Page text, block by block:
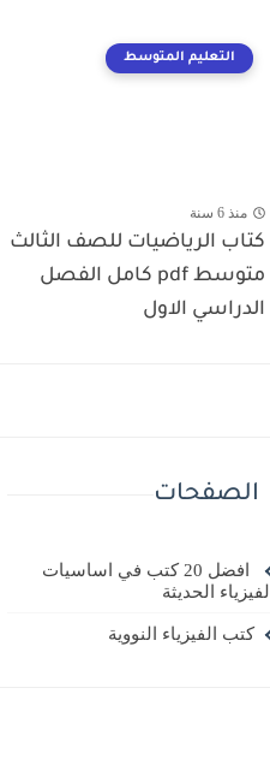
التعليم المتوسط
منذ 6 سنة
كتاب الرياضيات للصف الثالث
متوسط pdf كامل الفصل
الدراسي الاول
الصفحات
افضل 20 كتب في اساسيات
الفيزياء الحديثة
كتب الفيزياء النووية